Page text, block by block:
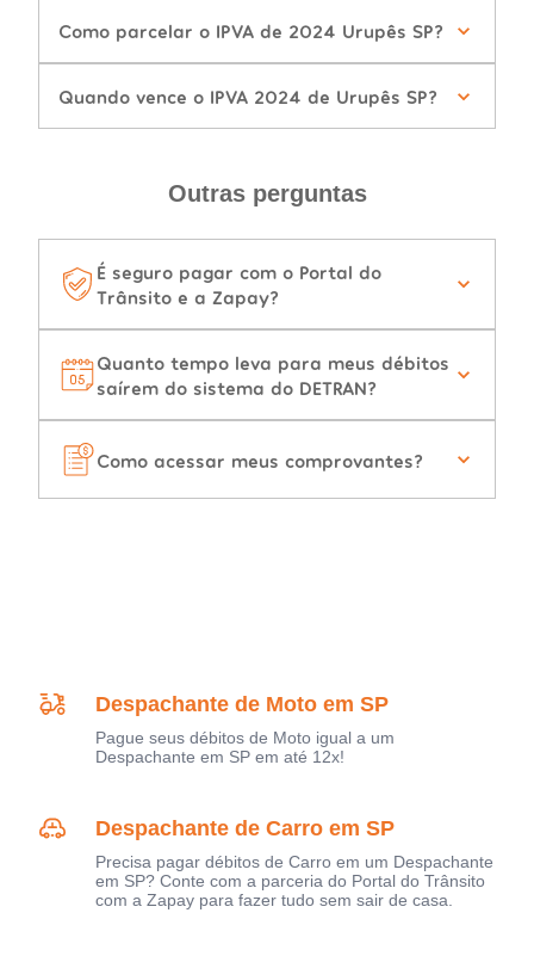
Como parcelar o IPVA de 2024 Urupês SP?
Quando vence o IPVA 2024 de Urupês SP?
Outras perguntas
É seguro pagar com o Portal do
Trânsito e a Zapay?
Quanto tempo leva para meus débitos
saírem do sistema do DETRAN?
Como acessar meus comprovantes?
Despachante de Moto em SP
Pague seus débitos de Moto igual a um
Despachante em SP em até 12x!
Despachante de Carro em SP
Precisa pagar débitos de Carro em um Despachante
em SP? Conte com a parceria do Portal do Trânsito
com a Zapay para fazer tudo sem sair de casa.